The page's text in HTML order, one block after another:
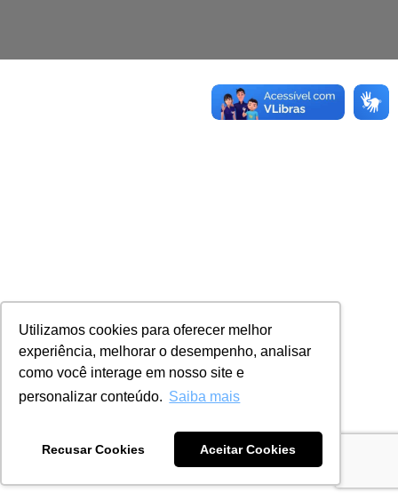
Utilizamos cookies para oferecer melhor
experiência, melhorar o desempenho, analisar
como você interage em nosso site e
personalizar conteúdo. Saiba mais
Recusar Cookies Aceitar Cookies